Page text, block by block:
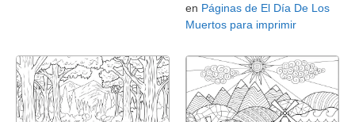
en Páginas de El Día De Los
Muertos para imprimir